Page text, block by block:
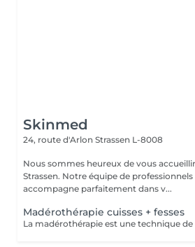
Skinmed
24, route d'Arlon Strassen L-8008
Nous sommes heureux de vous
Strassen. Notre équipe de professionnels de l'esthétique vous
accompagne parfaitement dans v...
Madérothérapie cuisses + fesses